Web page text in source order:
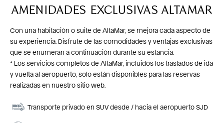
AMENIDADES EXCLUSIVAS ALTAMAR
Con una habitación o suite de AltaMar, se mejora cada aspecto de
su experiencia. Disfrute de las comodidades y ventajas exclusivas
que se enumeran a continuación durante su estancia.
* Los servicios completos de AltaMar, incluidos los traslados de ida
y vuelta al aeropuerto, solo están disponibles para las reservas
realizadas en nuestro sitio web.
Transporte privado en SUV desde / hacia el aeropuerto SJD